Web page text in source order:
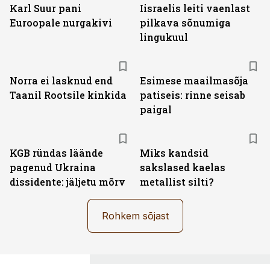
Karl Suur pani
Euroopale nurgakivi
Iisraelis leiti vaenlast
pilkava sõnumiga
lingukuul
Norra ei lasknud end
Taanil Rootsile kinkida
Esimese maailmasõja
patiseis: rinne seisab
paigal
KGB ründas läände
pagenud Ukraina
dissidente: jäljetu mõrv
Miks kandsid
sakslased kaelas
metallist silti?
Rohkem sõjast